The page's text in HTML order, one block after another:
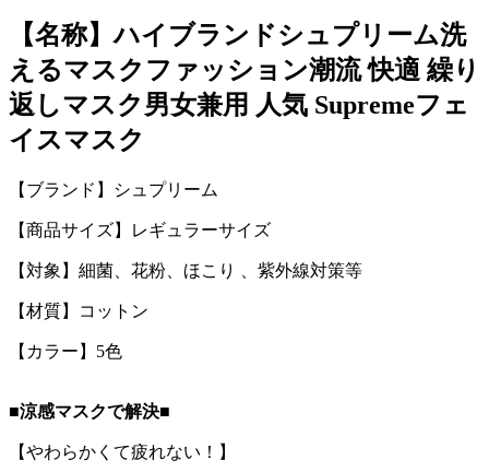
【名称】ハイブランドシュプリーム洗
えるマスクファッション潮流 快適 繰り
返しマスク男女兼用 人気 Supremeフェ
イスマスク
【ブランド】シュプリーム
【商品サイズ】レギュラーサイズ
【対象】細菌、花粉、ほこり 、紫外線対策等
【材質】コットン
【カラー】5色
■涼感マスクで解決■
【やわらかくて疲れない！】